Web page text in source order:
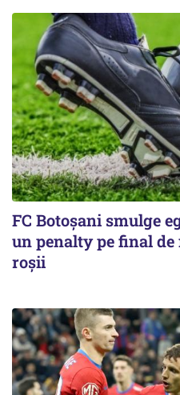
FC Botoşani smulge
un penalty pe final de
roşii